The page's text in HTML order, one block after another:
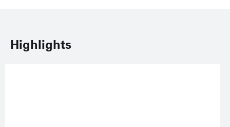
Highlights